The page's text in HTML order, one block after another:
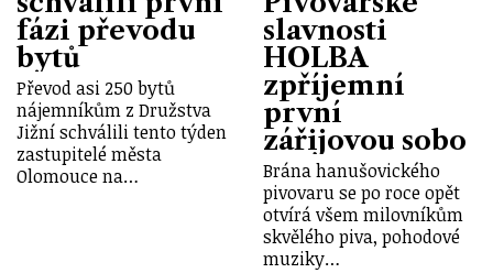
fázi převodu
bytů
Převod asi 250 bytů
nájemníkům z Družstva
Jižní schválili tento týden
zastupitelé města
Olomouce na…
slavnosti
HOLBA
zpříjemní
první
zářijovou sobo
Brána hanušovického
pivovaru se po roce opět
otvírá všem milovníkům
skvělého piva, pohodové
muziky…